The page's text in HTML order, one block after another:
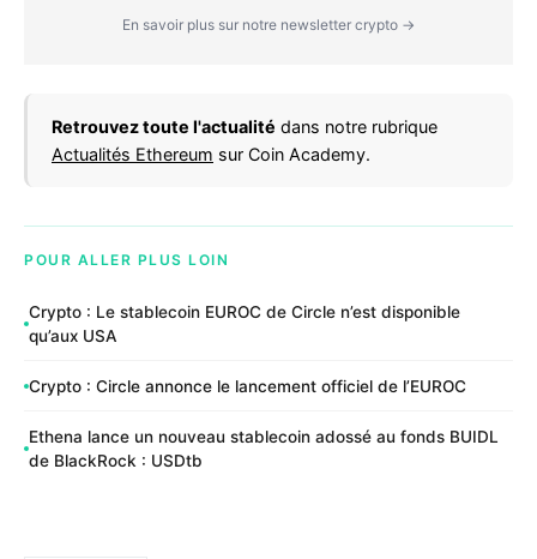
En savoir plus sur notre newsletter crypto →
Retrouvez toute l'actualité dans notre rubrique
Actualités Ethereum sur Coin Academy.
POUR ALLER PLUS LOIN
Crypto : Le stablecoin EUROC de Circle n’est disponible
qu’aux USA
Crypto : Circle annonce le lancement officiel de l’EUROC
Ethena lance un nouveau stablecoin adossé au fonds BUIDL
de BlackRock : USDtb